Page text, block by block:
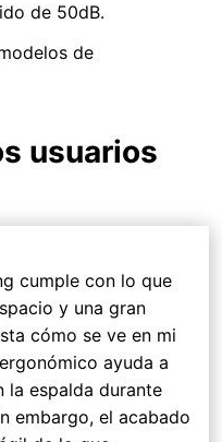
de 50dB.
de
usuarios
cumple con lo que
y una gran
cómo se ve en mi
ayuda a
la espalda durante
embargo, el acabado